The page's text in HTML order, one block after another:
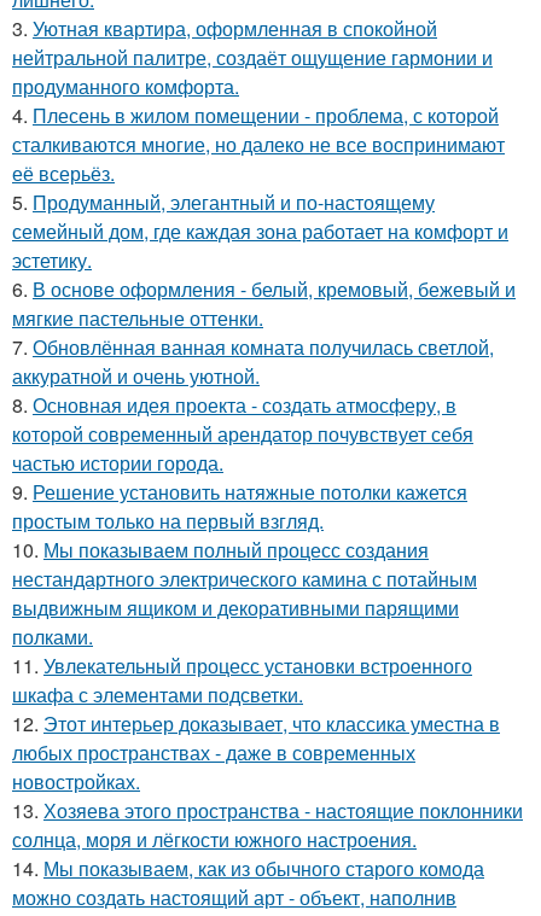
3. Уютная квартира, оформленная в спокойной
нейтральной палитре, создаёт ощущение гармонии и
продуманного комфорта.
4. Плесень в жилом помещении - проблема, с которой
сталкиваются многие, но далеко не все воспринимают
её всерьёз.
5. Продуманный, элегантный и по-настоящему
семейный дом, где каждая зона работает на комфорт и
эстетику.
6. В основе оформления - белый, кремовый, бежевый и
мягкие пастельные оттенки.
7. Обновлённая ванная комната получилась светлой,
аккуратной и очень уютной.
8. Основная идея проекта - создать атмосферу, в
которой современный арендатор почувствует себя
частью истории города.
9. Решение установить натяжные потолки кажется
простым только на первый взгляд.
10. Мы показываем полный процесс создания
нестандартного электрического камина с потайным
выдвижным ящиком и декоративными парящими
полками.
11. Увлекательный процесс установки встроенного
шкафа с элементами подсветки.
12. Этот интерьер доказывает, что классика уместна в
любых пространствах - даже в современных
новостройках.
13. Хозяева этого пространства - настоящие поклонники
солнца, моря и лёгкости южного настроения.
14. Мы показываем, как из обычного старого комода
можно создать настоящий арт - объект, наполнив